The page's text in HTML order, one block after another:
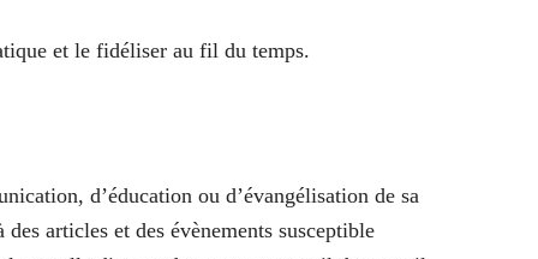
et le fidéliser au fil du temps.
d’éducation ou d’évangélisation de sa
articles et des évènements susceptible